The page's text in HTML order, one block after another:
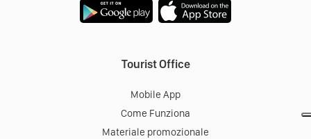
Tourist Office
Mobile App
Come Funziona
Materiale promozionale